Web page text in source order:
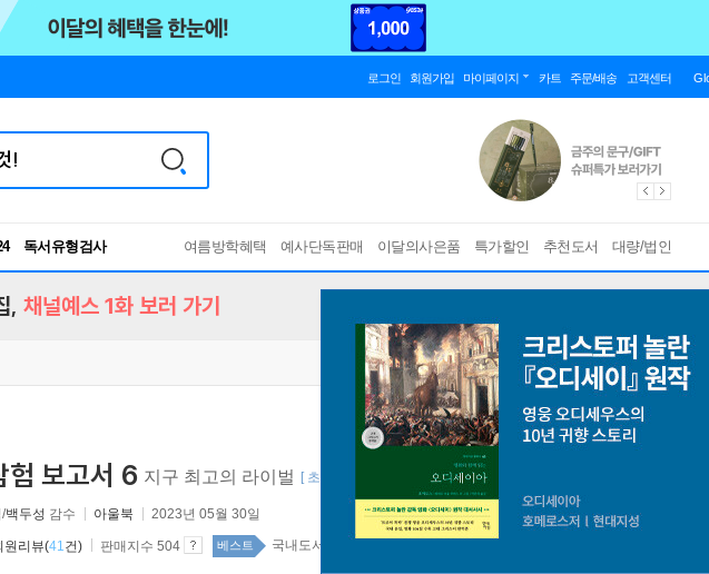
로그인 회원가입 마이페이지 카트 주문/배송 고객센터
독서유형검사
RBTI Lab
여름방학혜택 예사단독판매 이달의사은품 특가할인 추천도서 대량/법인
, 채널예스 1화 보러 가기
험 보고서 6 지구 최고의 라이벌 [ 초판한정부록 : 아우레 탐사대 데코 스티커 (책과랩핑) , 양장 ]
백두성 감수 아울북 2023년 05월 30일
원리뷰(41건) 판매지수 504 베스트 국내도서 top100 1주